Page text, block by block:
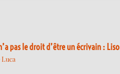
pas le droit d’être un écrivain :
Luca